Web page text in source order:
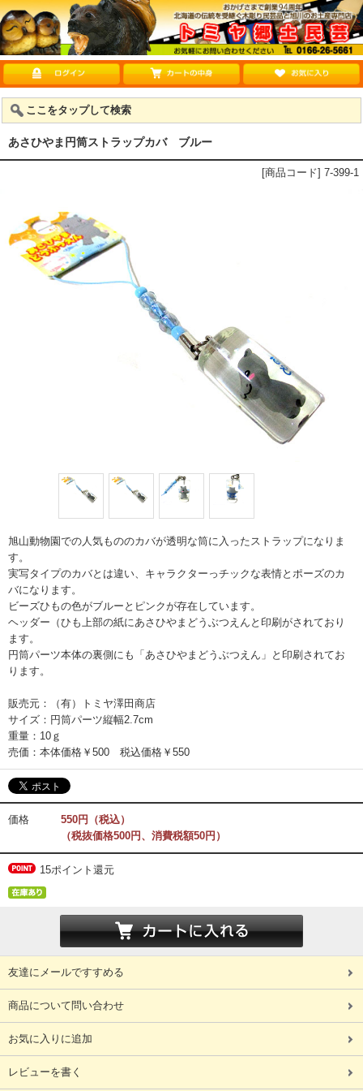
ここをタップして検索
あさひやま円筒ストラップカバ ブルー
[商品コード] 7-399-1
旭山動物園での人気もののカバが透明な筒に入ったストラップになりま
す。
実写タイプのカバとは違い、キャラクターっチックな表情とポーズのカ
バになります。
ビーズひもの色がブルーとピンクが存在しています。
ヘッダー（ひも上部の紙にあさひやまどうぶつえんと印刷がされており
ます。
円筒パーツ本体の裏側にも「あさひやまどうぶつえん」と印刷されてお
ります。
販売元：（有）トミヤ澤田商店
サイズ：円筒パーツ縦幅2.7cm
重量：10ｇ
売価：本体価格￥500 税込価格￥550
価格
550円（税込）
（税抜価格500円、消費税額50円）
15ポイント還元
友達にメールですすめる
商品について問い合わせ
お気に入りに追加
レビューを書く